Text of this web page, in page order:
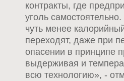
контракты, где
уголь
чуть менее
переходят, даже при
опасении в принципе
выдерживая и
всю технологию», -